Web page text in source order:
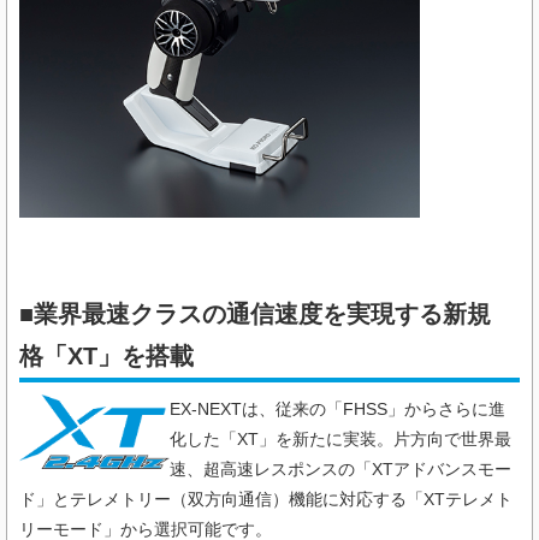
■業界最速クラスの通信速度を実現する新規
格「XT」を搭載
EX-NEXTは、従来の「FHSS」からさらに進
化した「XT」を新たに実装。片方向で世界最
速、超高速レスポンスの「XTアドバンスモー
ド」とテレメトリー（双方向通信）機能に対応する「XTテレメト
リーモード」から選択可能です。